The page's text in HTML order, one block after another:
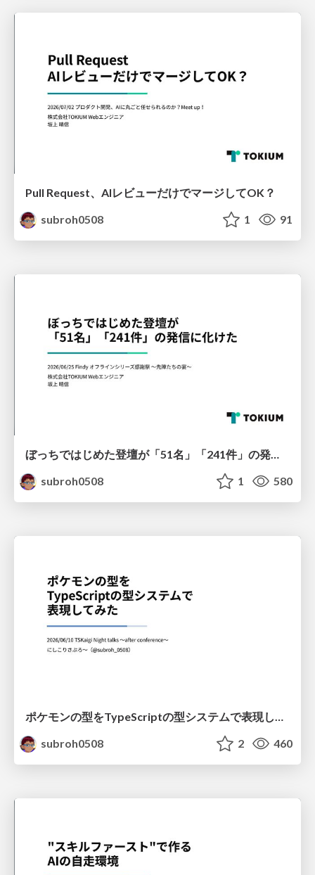
Pull Request、AIレビューだけでマージしてOK？
subroh0508
1 91
ぼっちではじめた登壇が「51名」「241件」の発信に化けた
subroh0508
1 580
ポケモンの型をTypeScriptの型システムで表現してみた
subroh0508
2 460